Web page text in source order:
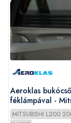
Aeroklas
féklámpával -
2005-
MITSUBISHI L200